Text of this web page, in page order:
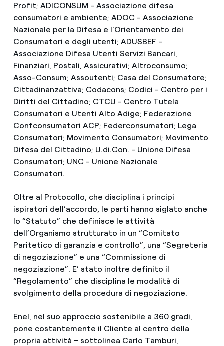
Profit; ADICONSUM - Associazione difesa
consumatori e ambiente; ADOC - Associazione
Nazionale per la Difesa e l'Orientamento dei
Consumatori e degli utenti; ADUSBEF -
Associazione Difesa Utenti Servizi Bancari,
Finanziari, Postali, Assicurativi; Altroconsumo;
Asso-Consum; Assoutenti; Casa del Consumatore;
Cittadinanzattiva; Codacons; Codici - Centro per i
Diritti del Cittadino; CTCU - Centro Tutela
Consumatori e Utenti Alto Adige; Federazione
Confconsumatori ACP; Federconsumatori; Lega
Consumatori; Movimento Consumatori; Movimento
Difesa del Cittadino; U.di.Con. - Unione Difesa
Consumatori; UNC - Unione Nazionale
Consumatori.
Oltre al Protocollo, che disciplina i principi
ispiratori dell’accordo, le parti hanno siglato anche
lo “Statuto” che definisce le attività
dell’Organismo strutturato in un “Comitato
Paritetico di garanzia e controllo”, una “Segreteria
di negoziazione” e una “Commissione di
negoziazione”. E’ stato inoltre definito il
“Regolamento” che disciplina le modalità di
svolgimento della procedura di negoziazione.
Enel, nel suo approccio sostenibile a 360 gradi,
pone costantemente il Cliente al centro della
propria attività – sottolinea Carlo Tamburi,